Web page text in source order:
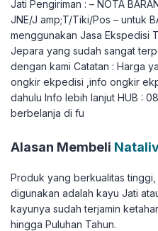
Jati Pengiriman : – NOTA
JNE/J amp;T/Tiki/Pos – untuk
menggunakan Jasa Ekspedisi
Jepara yang sudah sangat
dengan kami Catatan : Harga
ongkir ekpedisi ,info ongkir
dahulu Info lebih lanjut HUB :
berbelanja di fu
Alasan Membeli
Produk yang berkualitas
digunakan adalah kayu Jati
kayunya sudah terjamin
hingga Puluhan Tahun.